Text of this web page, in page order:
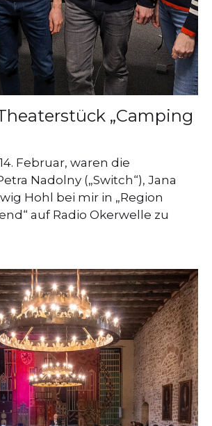
„Camping
Februar, waren die
Nadolny („Switch“), Jana
Hohl bei mir in „Region
auf Radio Okerwelle zu